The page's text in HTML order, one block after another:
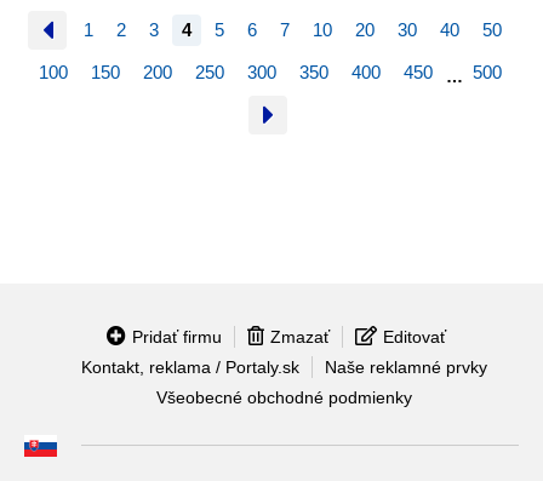
1 2 3 4 5 6 7 10 20 30 40 50
100 150 200 250 300 350 400 450 … 500
Pridať firmu Zmazať
Editovať
Kontakt, reklama / Portaly.sk
Naše reklamné prvky
Všeobecné obchodné podmienky